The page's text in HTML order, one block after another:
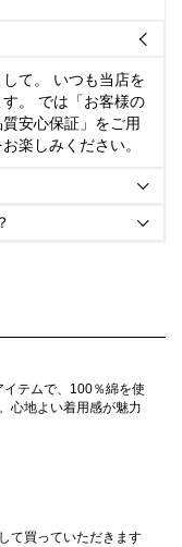

て。 いつも当店を
。 では「お客様の
安心保証」をご用
楽しみください。


テムで、100％綿を使
心地よい着用感が魅力
て買っていただきます